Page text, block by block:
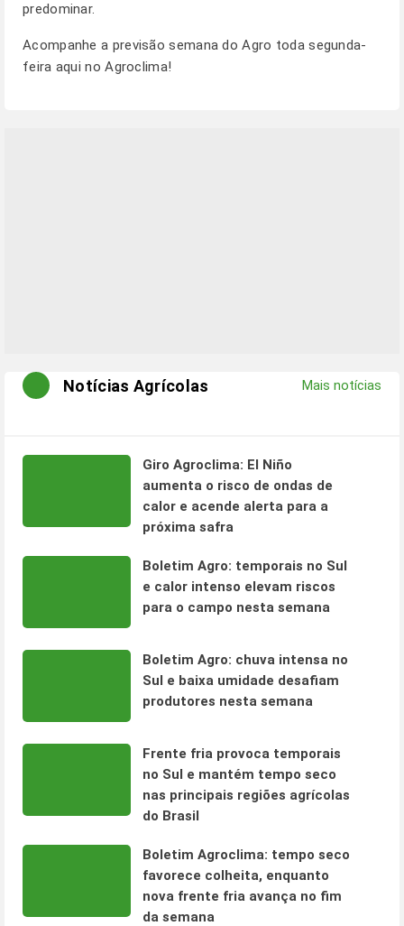
predominar.
Acompanhe a previsão semana do Agro toda segunda-
feira aqui no Agroclima!
Notícias Agrícolas Mais notícias
Giro Agroclima: El Niño
aumenta o risco de ondas de
calor e acende alerta para a
próxima safra
Boletim Agro: temporais no Sul
e calor intenso elevam riscos
para o campo nesta semana
Boletim Agro: chuva intensa no
Sul e baixa umidade desafiam
produtores nesta semana
Frente fria provoca temporais
no Sul e mantém tempo seco
nas principais regiões agrícolas
do Brasil
Boletim Agroclima: tempo seco
favorece colheita, enquanto
nova frente fria avança no fim
da semana